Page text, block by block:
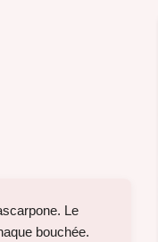
Le
bouchée.